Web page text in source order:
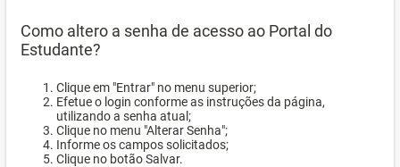
Como altero a senha de acesso ao Portal do
Estudante?
Clique em "Entrar" no menu superior;
Efetue o login conforme as instruções da página,
utilizando a senha atual;
Clique no menu "Alterar Senha";
Informe os campos solicitados;
Clique no botão Salvar.